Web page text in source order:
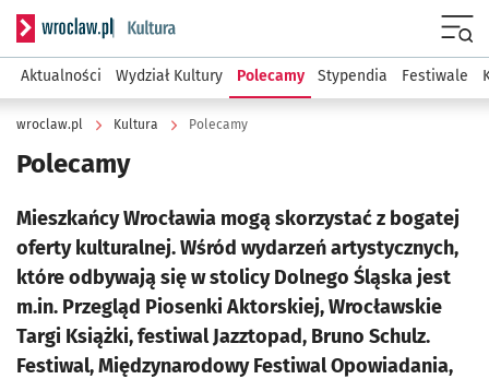
Serwis informacyjny wroclaw.pl podserwis: Kultura
Aktualności Wydział Kultury Polecamy Stypendia Festiwale
wroclaw.pl Kultura Polecamy
Polecamy
Mieszkańcy Wrocławia mogą skorzystać z bogatej
oferty kulturalnej. Wśród wydarzeń artystycznych,
które odbywają się w stolicy Dolnego Śląska jest
m.in. Przegląd Piosenki Aktorskiej, Wrocławskie
Targi Książki, festiwal Jazztopad, Bruno Schulz.
Festiwal, Międzynarodowy Festiwal Opowiadania,